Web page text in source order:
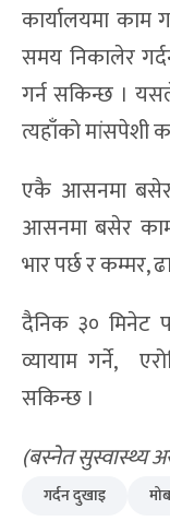
कार्यालयमा
समय निकालेर
गर्न सकिन्छ ।
त्यहाँको मांसपेशी
एकै आसनमा
आसनमा बसेर काम
भार पर्छ र कम्मर,
दैनिक ३० मिनेट
व्यायाम गर्ने,
सकिन्छ ।
(बस्नेत सुस्वास्थ्य
गर्दन दुखाइ